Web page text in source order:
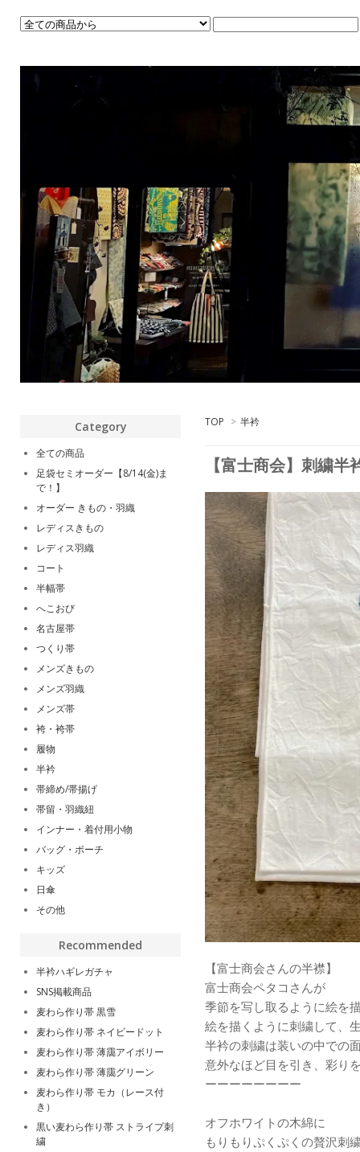
TOP > 半衿
【富士商会】刺繍
【富士商会さんの半襟】
富士商会ペタコさんが
季節を写し取るように絵を
絵を描くように刺繍して、
半衿の刺繍は装いの中での
意外なほど目を引き、彩り
ーーーーーーーー
オフホワイトの木綿に
もりもりぷくぷくの贅沢刺
Category
全ての商品
足袋セミオーダー【8/14(金)ま
で！】
オーダー きもの・羽織
レディスきもの
レディス羽織
コート
半幅帯
へこおび
名古屋帯
つくり帯
メンズきもの
メンズ羽織
メンズ帯
袴・袴帯
履物
半衿
帯締め/帯揚げ
帯留・羽織紐
インナー・着付用小物
バッグ・ポーチ
キッズ
日傘
その他
Recommended
半衿ハギレガチャ
SNS掲載商品
麦わら作り帯 黒雪
麦わら作り帯 ネイビードット
麦わら作り帯 薄靄アイボリー
麦わら作り帯 薄靄グリーン
麦わら作り帯 モカ（レース付
き）
黒い麦わら作り帯 ストライプ刺
繍